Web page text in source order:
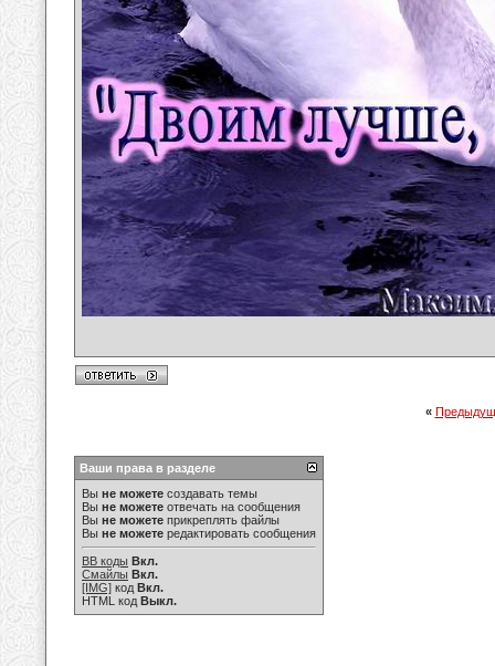
«
Ваши права в разделе
Вы не можете создавать темы
Вы не можете отвечать на сообщения
Вы не можете прикреплять файлы
Вы не можете редактировать сообщения
BB коды Вкл.
Смайлы Вкл.
[IMG] код Вкл.
HTML код Выкл.